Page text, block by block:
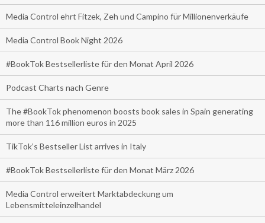
Media Control ehrt Fitzek, Zeh und Campino für Millionenverkäufe
Media Control Book Night 2026
#BookTok Bestsellerliste für den Monat April 2026
Podcast Charts nach Genre
The #BookTok phenomenon boosts book sales in Spain generating
more than 116 million euros in 2025
TikTok’s Bestseller List arrives in Italy
#BookTok Bestsellerliste für den Monat März 2026
Media Control erweitert Marktabdeckung um
Lebensmitteleinzelhandel